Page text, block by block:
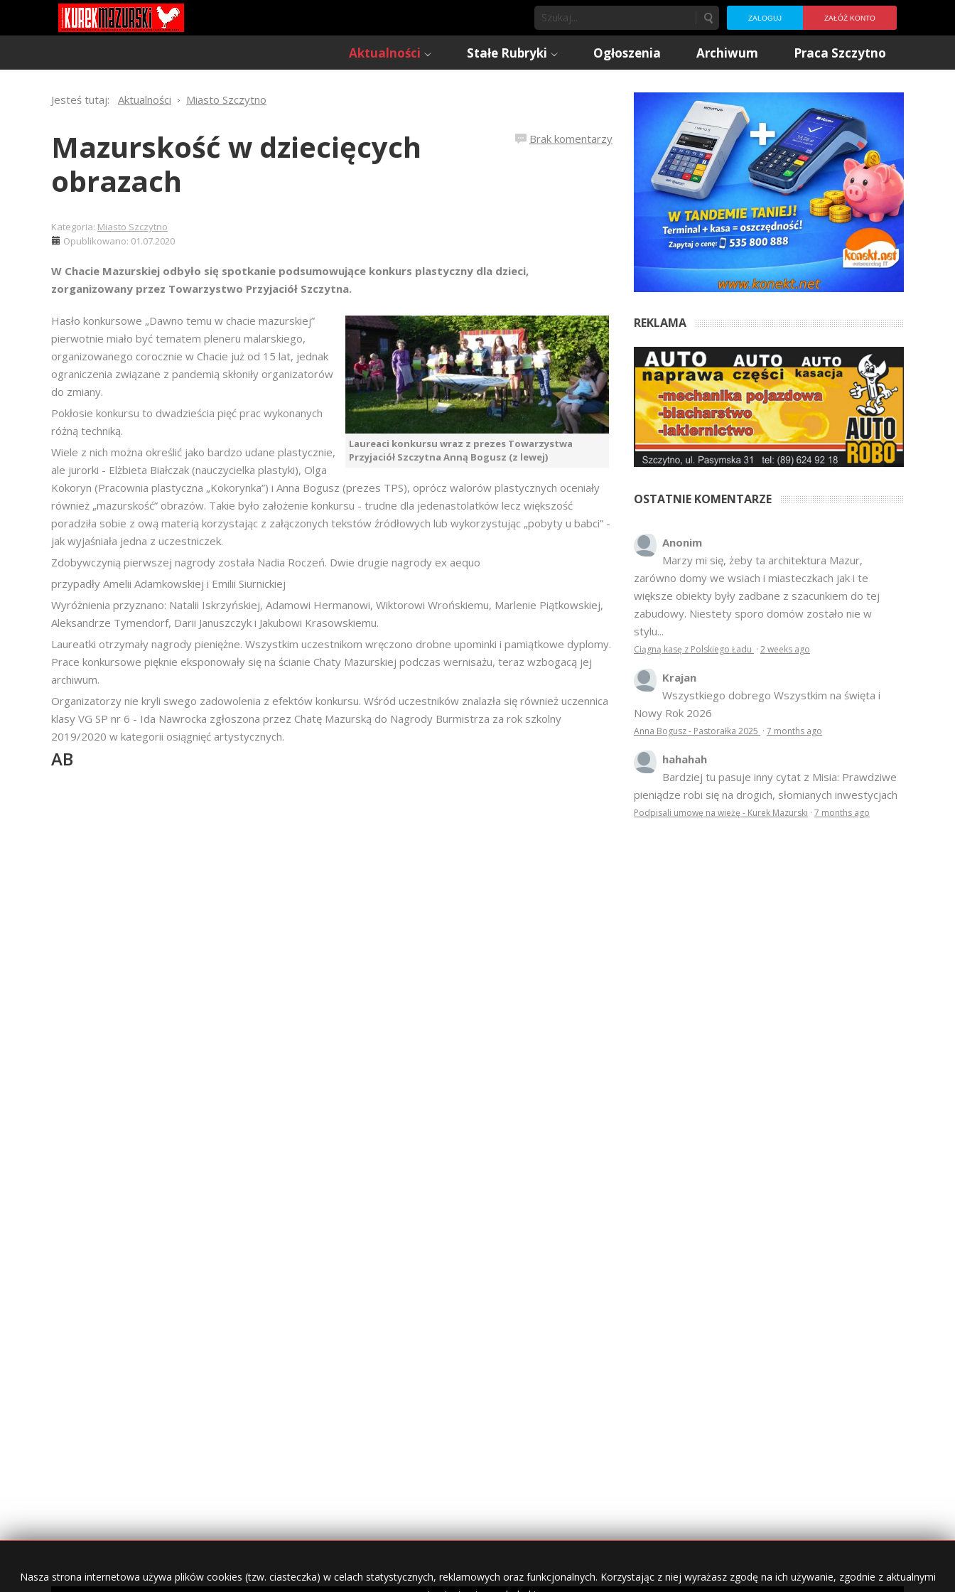
ZALOGUJ ZAŁÓŻ KONTO
Aktualności Stałe Rubryki Ogłoszenia Archiwum Praca Szczytno
Jesteś tutaj: Aktualności Miasto Szczytno
Brak komentarzy
Mazurskość w dziecięcych
obrazach
Kategoria: Miasto Szczytno
Opublikowano: 01.07.2020
W Chacie Mazurskiej odbyło się spotkanie podsumowujące konkurs plastyczny dla dzieci,
zorganizowany przez Towarzystwo Przyjaciół Szczytna.
Laureaci konkursu wraz z prezes Towarzystwa
Przyjaciół Szczytna Anną Bogusz (z lewej)
Hasło konkursowe „Dawno temu w chacie mazurskiej”
pierwotnie miało być tematem pleneru malarskiego,
organizowanego corocznie w Chacie już od 15 lat, jednak
ograniczenia związane z pandemią skłoniły organizatorów
do zmiany.
Pokłosie konkursu to dwadzieścia pięć prac wykonanych
różną techniką.
Wiele z nich można określić jako bardzo udane plastycznie,
ale jurorki - Elżbieta Białczak (nauczycielka plastyki), Olga
Kokoryn (Pracownia plastyczna „Kokorynka”) i Anna Bogusz (prezes TPS), oprócz walorów plastycznych oceniały
również „mazurskość” obrazów. Takie było założenie konkursu - trudne dla jedenastolatków lecz większość
poradziła sobie z ową materią korzystając z załączonych tekstów źródłowych lub wykorzystując „pobyty u babci” -
jak wyjaśniała jedna z uczestniczek.
Zdobywczynią pierwszej nagrody została Nadia Roczeń. Dwie drugie nagrody ex aequo
przypadły Amelii Adamkowskiej i Emilii Siurnickiej
Wyróżnienia przyznano: Natalii Iskrzyńskiej, Adamowi Hermanowi, Wiktorowi Wrońskiemu, Marlenie Piątkowskiej,
Aleksandrze Tymendorf, Darii Januszczyk i Jakubowi Krasowskiemu.
Laureatki otrzymały nagrody pieniężne. Wszystkim uczestnikom wręczono drobne upominki i pamiątkowe dyplomy.
Prace konkursowe pięknie eksponowały się na ścianie Chaty Mazurskiej podczas wernisażu, teraz wzbogacą jej
archiwum.
Organizatorzy nie kryli swego zadowolenia z efektów konkursu. Wśród uczestników znalazła się również uczennica
klasy VG SP nr 6 - Ida Nawrocka zgłoszona przez Chatę Mazurską do Nagrody Burmistrza za rok szkolny
2019/2020 w kategorii osiągnięć artystycznych.
AB
REKLAMA
OSTATNIE KOMENTARZE
Anonim
Marzy mi się, żeby ta architektura Mazur,
zarówno domy we wsiach i miasteczkach jak i te
większe obiekty były zadbane z szacunkiem do tej
zabudowy. Niestety sporo domów zostało nie w
stylu...
Ciągną kasę z Polskiego Ładu · 2 weeks ago
Krajan
Wszystkiego dobrego Wszystkim na święta i
Nowy Rok 2026
Anna Bogusz - Pastorałka 2025 · 7 months ago
hahahah
Bardziej tu pasuje inny cytat z Misia: Prawdziwe
pieniądze robi się na drogich, słomianych inwestycjach
Podpisali umowę na wieżę - Kurek Mazurski · 7 months ago
Nasza strona internetowa używa plików cookies (tzw. ciasteczka) w celach statystycznych, reklamowych oraz funkcjonalnych. Korzystając z niej wyrażasz zgodę na ich używanie, zgodnie z aktualnymi